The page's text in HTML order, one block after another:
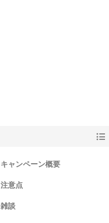
キャンペーン概要
注意点
雑談